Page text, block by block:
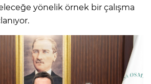
yönelik örnek bir çalışma